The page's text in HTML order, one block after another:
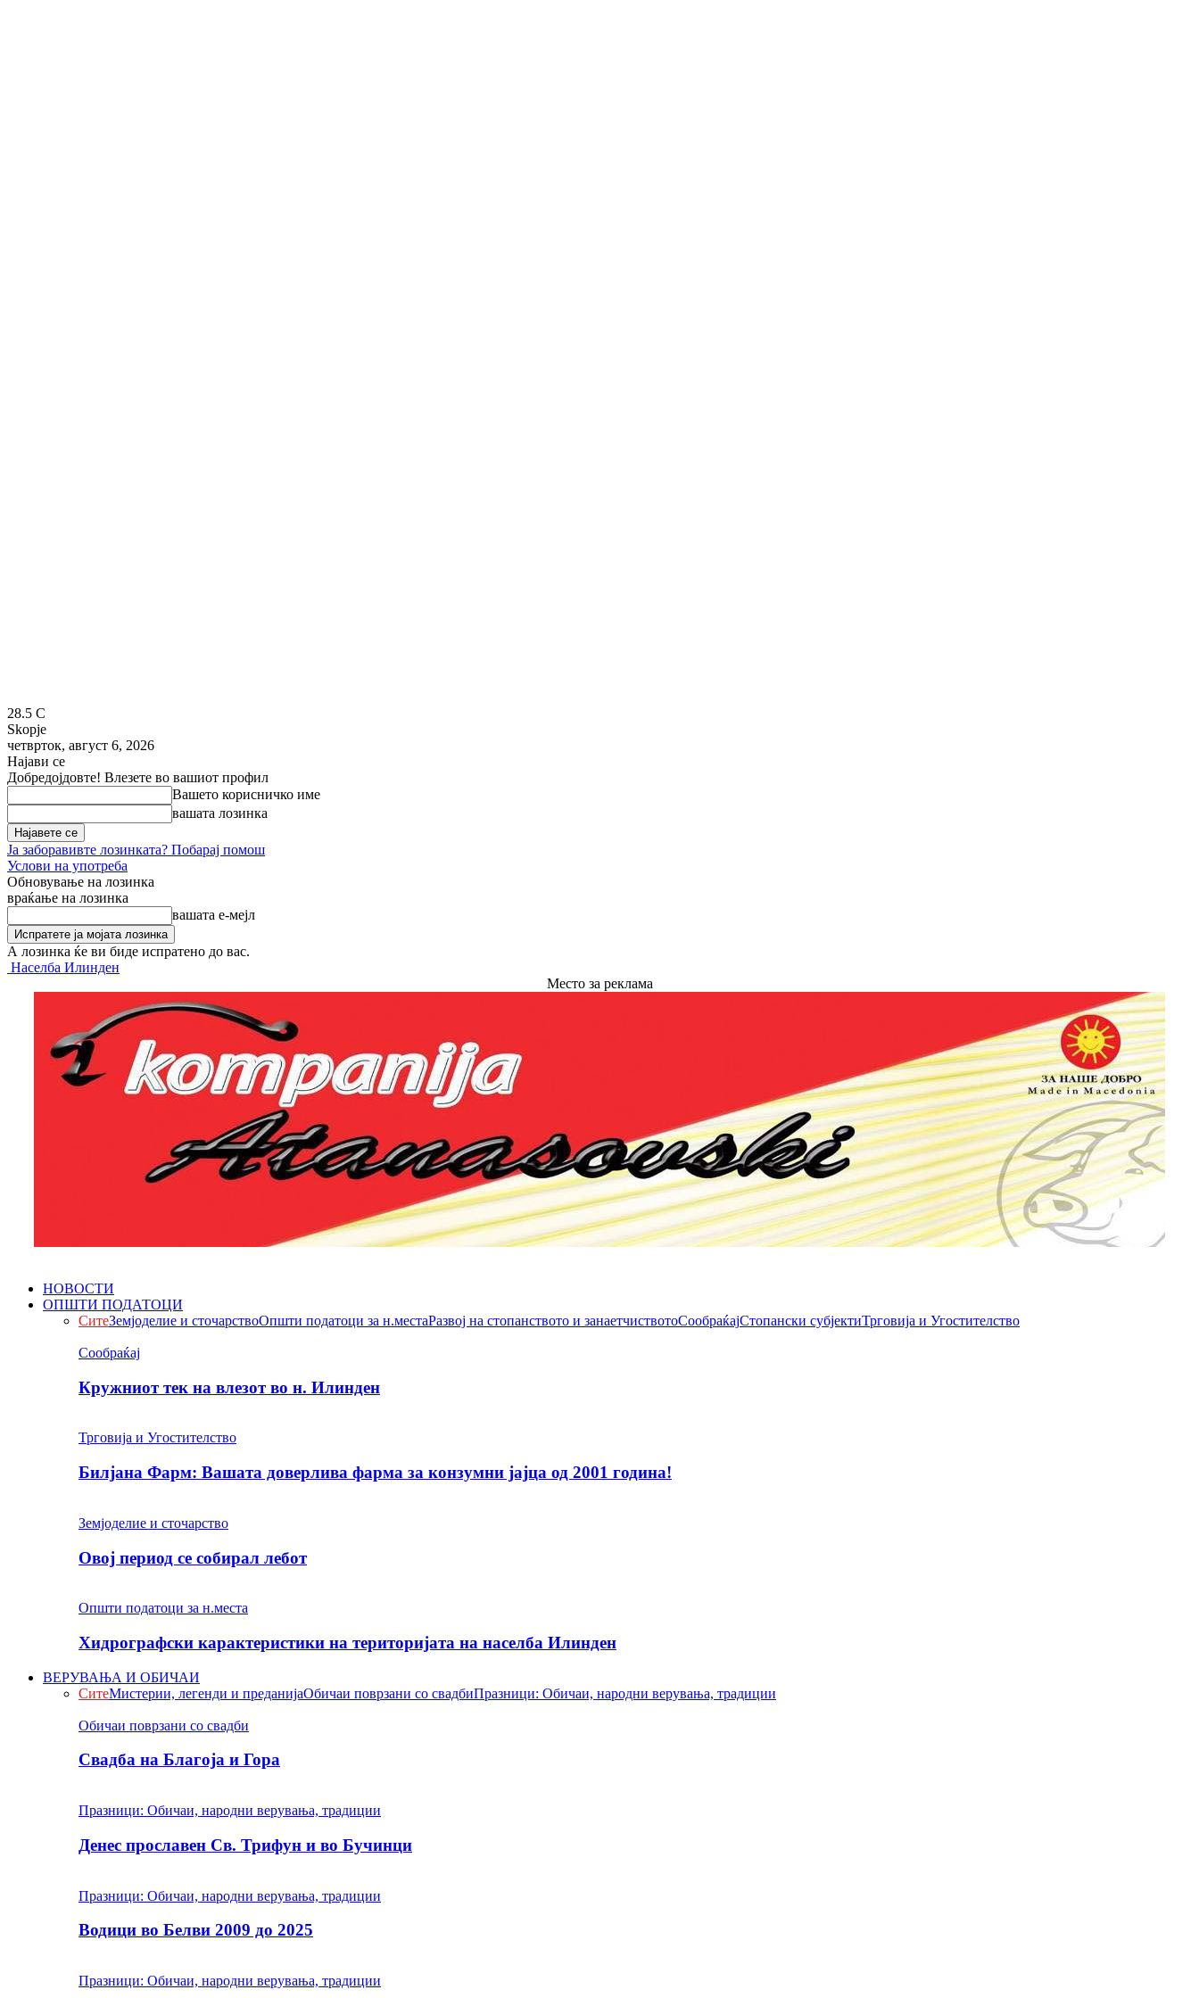
28.5 C
Skopje
четврток, август 6, 2026
Најави се
Добредојдовте! Влезете во вашиот профил
Вашето корисничко име
вашата лозинка
Ја заборавивте лозинката? Побарај помош
Услови на употреба
Обновување на лозинка
враќање на лозинка
вашата е-мејл
А лозинка ќе ви биде испратено до вас.
Населба Илинден
Место за реклама
НОВОСТИ
ОПШТИ ПОДАТОЦИ
СитеЗемјоделие и сточарствоОпшти податоци за н.местаРазвој на стопанството и занаетчиствотоСообраќајСтопански субјектиТрговија и Угостителство
Сообраќај
Кружниот тек на влезот во н. Илинден
Трговија и Угостителство
Билјана Фарм: Вашата доверлива фарма за конзумни јајца од 2001 година!
Земјоделие и сточарство
Овој период се собирал лебот
Општи податоци за н.места
Хидрографски карактеристики на територијата на населба Илинден
ВЕРУВАЊА И ОБИЧАИ
СитеМистерии, легенди и преданијаОбичаи поврзани со свадбиПразници: Обичаи, народни верувања, традиции
Обичаи поврзани со свадби
Свадба на Благоја и Гора
Празници: Обичаи, народни верувања, традиции
Денес прославен Св. Трифун и во Бучинци
Празници: Обичаи, народни верувања, традиции
Водици во Белви 2009 до 2025
Празници: Обичаи, народни верувања, традиции